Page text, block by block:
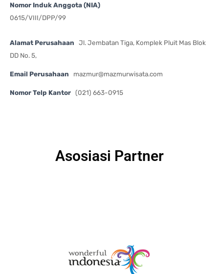
Nomor Induk Anggota (NIA)
0615/VIII/DPP/99
Alamat Perusahaan
Jl. Jembatan Tiga, Komplek Pluit Mas Blok
DD No. 5,
Email Perusahaan mazmur@mazmurwisata.com
Nomor Telp Kantor (021) 663-0915
Asosiasi Partner